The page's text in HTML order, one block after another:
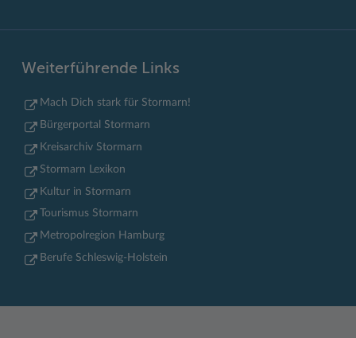
Weiterführende Links
Mach Dich stark für Stormarn!
Bürgerportal Stormarn
Kreisarchiv Stormarn
Stormarn Lexikon
Kultur in Stormarn
Tourismus Stormarn
Metropolregion Hamburg
Berufe Schleswig-Holstein